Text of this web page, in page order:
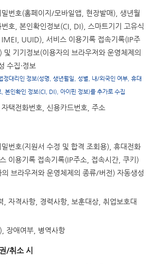
번호(홈페이지/모바일앱, 현장발매), 생년월
호, 본인확인정보(CI, DI), 스마트기기 고유식
UUID), 서비스 이용기록 접속기록(IP주
기기정보(이용자의 브라우저와 운영체제의
수집·정보
정대리인 정보(성명, 생년월일, 성별, 내/외국인 여부, 휴대
본인확인 정보(CI, DI), 아이핀 정보)를 추가로 수집
택전화번호, 신용카드번호, 주소
번호(지원서 수정 및 합격 조회용), 휴대전화
이용기록 접속기록(IP주소, 접속시간, 쿠키)
브라우저와 운영체제의 종류/버전) 자동생성
, 자격사항, 경력사항, 보훈대상, 취업보호대
장애여부, 병역사항
/취소 시